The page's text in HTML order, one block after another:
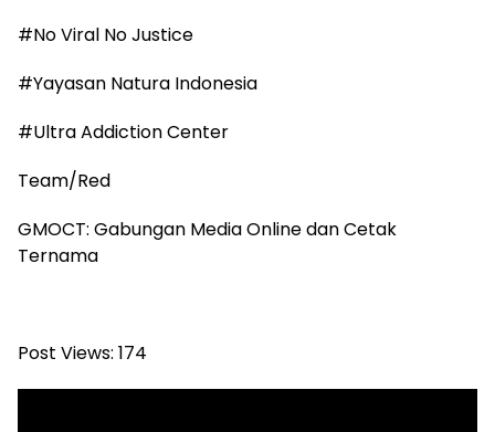
#No Viral No Justice
#Yayasan Natura Indonesia
#Ultra Addiction Center
Team/Red
GMOCT: Gabungan Media Online dan Cetak
Ternama
Post Views: 174